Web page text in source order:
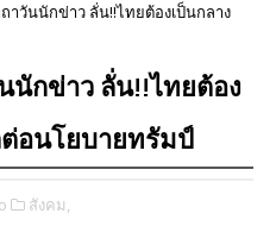
าวันนักข่าว ลั่น!!ไทยต้องเป็นกลาง
นักข่าว ลั่น!!ไทยต้อง
อนโยบายทรัมป์
สังคม,